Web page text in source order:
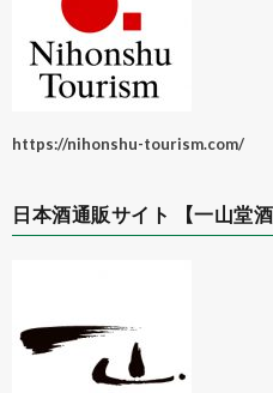
https://nihonshu-tourism.com/
日本酒通販サイト 【一山堂